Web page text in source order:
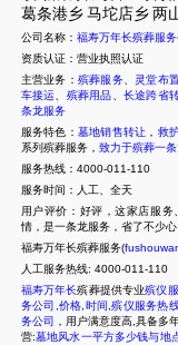
葛条港乡 马坨店乡 两
公司名称： 福寿万年长殡葬服务
资质认证：营业执照认证
主营业务： 殡葬服务、 灵堂布
车接运
殡葬用品 长途跨省
条龙服务
服务特色： 墓地销售转让 ， 救
系列殡葬服务， 致力于殡葬一
服务热线：4000-011-110
服务时间：人工、全天
用户评价：好评，这家店服
情，是一条龙服务，省了不少心
福寿万年长殡葬服务(
人工服务热线: 4000-011-110
福寿万年长殡葬提供专业殡仪
务公司 价格 时间 殡仪服务热
务公司
，用户满意度高,具备多
营:墓地风水一平方多少钱与地